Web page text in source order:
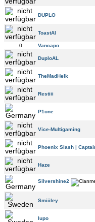
DUPLO
ToastAl
0 Vancapo
DuploAL
TheMadHelk
Restiii
P1one
Vice-Multigaming
Phoenix Slash |
Haze
Silvershine2
Smiiiley
lupo